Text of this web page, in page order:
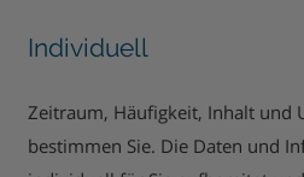
Individuell
Zeitraum, Häufigkeit, Inhalt und
bestimmen Sie. Die Daten und